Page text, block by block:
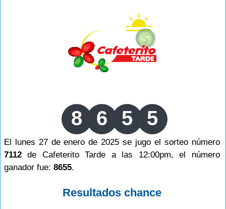
8 6 5 5
El lunes 27 de enero de 2025 se jugo el sorteo número
7112 de Cafeterito Tarde a las 12:00pm, el número
ganador fue: 8655.
Resultados chance